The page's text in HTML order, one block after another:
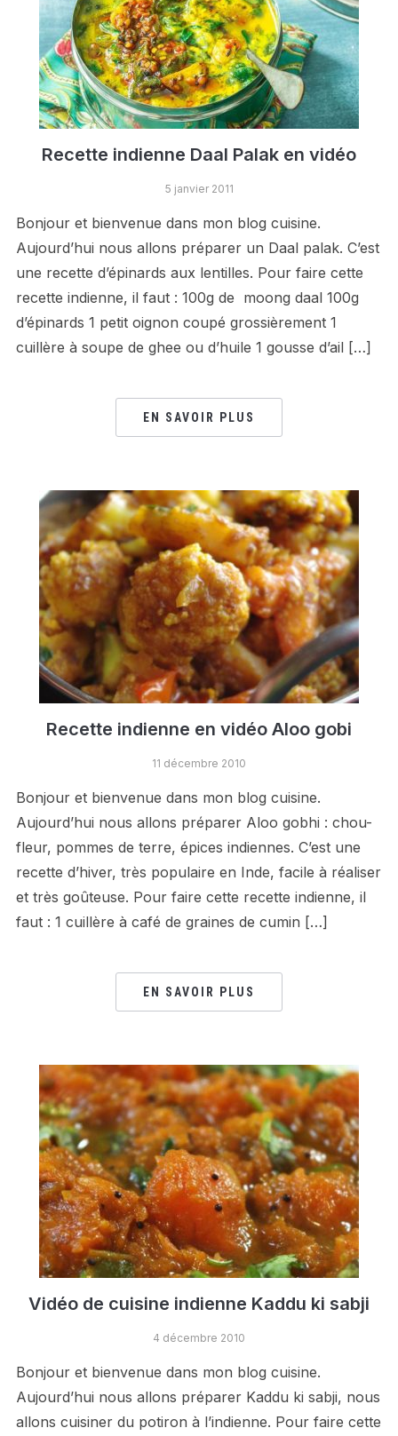
Recette indienne Daal Palak en vidéo
5 janvier 2011
Bonjour et bienvenue dans mon blog cuisine.
Aujourd’hui nous allons préparer un Daal palak. C’est
une recette d’épinards aux lentilles. Pour faire cette
recette indienne, il faut : 100g de moong daal 100g
d’épinards 1 petit oignon coupé grossièrement 1
cuillère à soupe de ghee ou d’huile 1 gousse d’ail […]
EN SAVOIR PLUS
Recette indienne en vidéo Aloo gobi
11 décembre 2010
Bonjour et bienvenue dans mon blog cuisine.
Aujourd’hui nous allons préparer Aloo gobhi : chou-
fleur, pommes de terre, épices indiennes. C’est une
recette d’hiver, très populaire en Inde, facile à réaliser
et très goûteuse. Pour faire cette recette indienne, il
faut : 1 cuillère à café de graines de cumin […]
EN SAVOIR PLUS
Vidéo de cuisine indienne Kaddu ki sabji
4 décembre 2010
Bonjour et bienvenue dans mon blog cuisine.
Aujourd’hui nous allons préparer Kaddu ki sabji, nous
allons cuisiner du potiron à l’indienne. Pour faire cette